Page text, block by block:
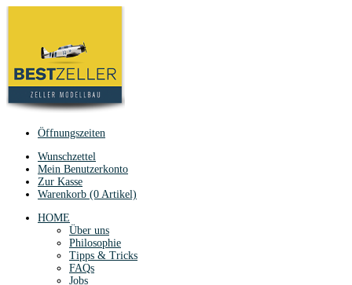
Öffnungszeiten
Wunschzettel
Mein Benutzerkonto
Zur Kasse
Warenkorb (0 Artikel)
HOME
Über uns
Philosophie
Tipps & Tricks
FAQs
Jobs